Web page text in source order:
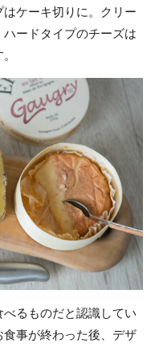
ケーキ切りに。クリー
ードタイプのチーズは
るものだと認識してい
事が終わった後、デザ